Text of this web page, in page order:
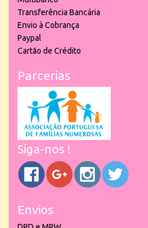
Transferência Bancária
Envio à Cobrança
Paypal
Cartão de Crédito
Parcerias
Siga-nos !
Envios